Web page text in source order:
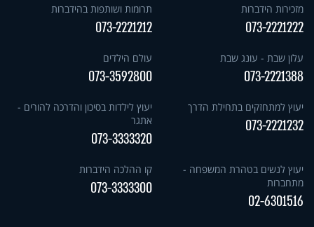
מזכירות הידברות
073-2221222
תרומות ושותפות בהידברות
073-2221212
עלון שבת - עונג שבת
073-2221388
עולם הילדים
073-3592800
יעוץ למתחזקים בתחילת הדרך
073-2221232
יעוץ לילדות בסיכון והדרכה להורים -
אתגר
073-3333320
יעוץ לנשים בטהרת המשפחה -
מתחברות
02-6301516
קו ההלכה הידברות
073-3333300